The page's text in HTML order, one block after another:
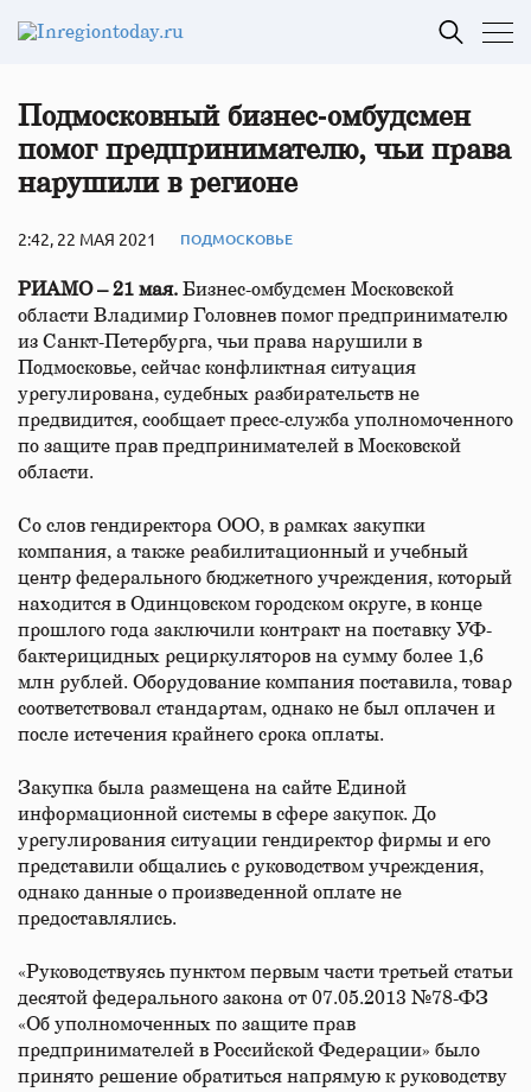
Подмосковный бизнес‑омбудсмен
помог предпринимателю, чьи права
нарушили в регионе
2:42, 22 МАЯ 2021 ПОДМОСКОВЬЕ
РИАМО – 21 мая. Бизнес-омбудсмен Московской
области Владимир Головнев помог предпринимателю
из Санкт-Петербурга, чьи права нарушили в
Подмосковье, сейчас конфликтная ситуация
урегулирована, судебных разбирательств не
предвидится, сообщает пресс-служба уполномоченного
по защите прав предпринимателей в Московской
области.
Со слов гендиректора ООО, в рамках закупки
компания, а также реабилитационный и учебный
центр федерального бюджетного учреждения, который
находится в Одинцовском городском округе, в конце
прошлого года заключили контракт на поставку УФ-
бактерицидных рециркуляторов на сумму более 1,6
млн рублей. Оборудование компания поставила, товар
соответствовал стандартам, однако не был оплачен и
после истечения крайнего срока оплаты.
Закупка была размещена на сайте Единой
информационной системы в сфере закупок. До
урегулирования ситуации гендиректор фирмы и его
представили общались с руководством учреждения,
однако данные о произведенной оплате не
предоставлялись.
«Руководствуясь пунктом первым части третьей статьи
десятой федерального закона от 07.05.2013 №78-ФЗ
«Об уполномоченных по защите прав
предпринимателей в Российской Федерации» было
принято решение обратиться напрямую к руководству